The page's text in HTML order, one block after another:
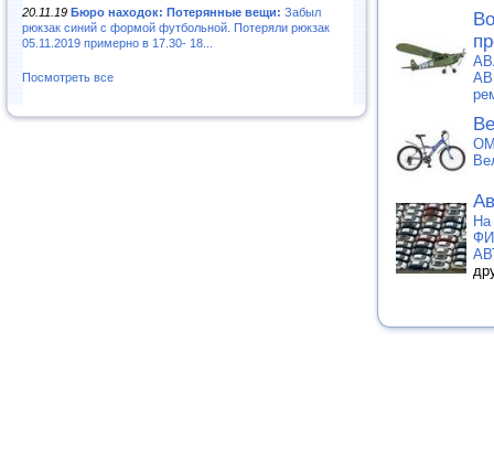
20.11.19 Бюро находок: Потерянные вещи: Забыл
рюкзак синий с формой футбольной. Потеряли рюкзак
05.11.2019 примерно в 17.30- 18...
Посмотреть все
На